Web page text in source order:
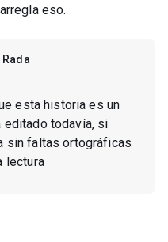
eso.
esta historia es un
editado todavía, si
sin faltas ortográficas
lectura